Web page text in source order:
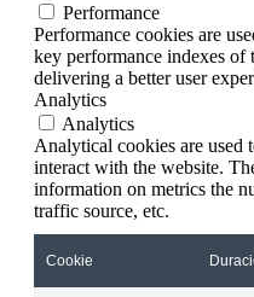
Performance
Performance cookies are
key performance indexes of
delivering a better user
Analytics
Analytics
Analytical cookies are used
interact with the website.
information on metrics the
traffic source, etc.
Cookie